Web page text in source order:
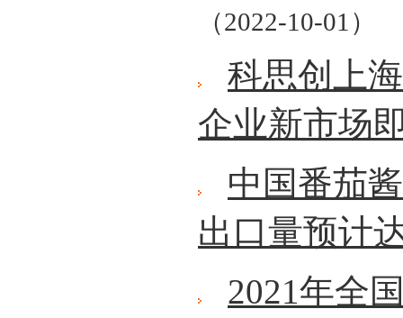
（2022-10-01）
科思创上
企业新市场
中国番茄
出口量预计
2021年全